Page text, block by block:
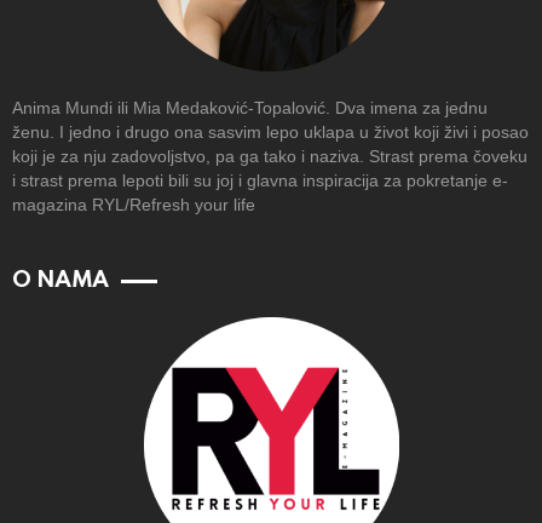
Anima Mundi ili Mia Medaković-Topalović. Dva imena za jednu
ženu. I jedno i drugo ona sasvim lepo uklapa u život koji živi i posao
koji je za nju zadovoljstvo, pa ga tako i naziva. Strast prema čoveku
i strast prema lepoti bili su joj i glavna inspiracija za pokretanje e-
magazina RYL/Refresh your life
O NAMA